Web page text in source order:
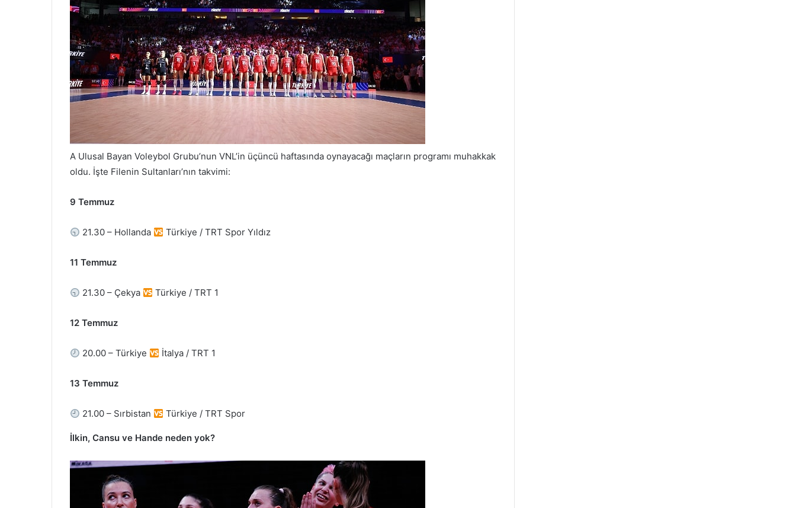
A Ulusal Bayan Voleybol Grubu’nun VNL’in üçüncü haftasında oynayacağı maçların programı muhakkak
oldu. İşte Filenin Sultanları’nın takvimi:
9 Temmuz
21.30 – Hollanda Türkiye / TRT Spor Yıldız
11 Temmuz
21.30 – Çekya Türkiye / TRT 1
12 Temmuz
20.00 – Türkiye İtalya / TRT 1
13 Temmuz
21.00 – Sırbistan Türkiye / TRT Spor
İlkin, Cansu ve Hande neden yok?